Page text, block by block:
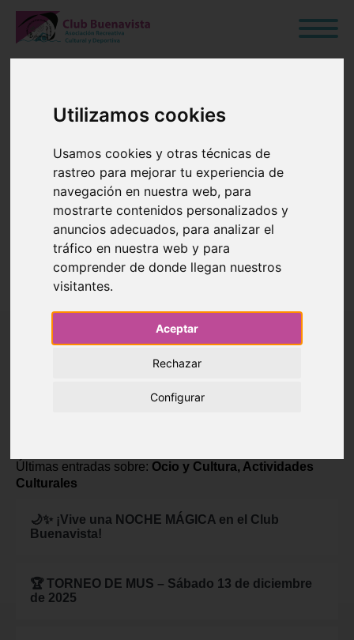
Utilizamos cookies
Usamos cookies y otras técnicas de
rastreo para mejorar tu experiencia de
navegación en nuestra web, para
mostrarte contenidos personalizados y
anuncios adecuados, para analizar el
tráfico en nuestra web y para
comprender de donde llegan nuestros
visitantes.
Aceptar
Rechazar
Configurar
I MARATÓN DE
MUS
30 de Agosto de 2024
Ocio y Cultura Actividades Culturales
Últimas entradas sobre: Ocio y Cultura, Actividades
Culturales
🌙✨ ¡Vive una NOCHE MÁGICA en el Club
Buenavista!
🏆 TORNEO DE MUS – Sábado 13 de diciembre
de 2025